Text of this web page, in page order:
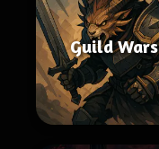
Guild Wars